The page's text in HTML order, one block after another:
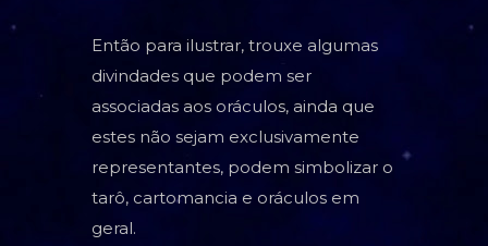
Então para ilustrar, trouxe algumas
divindades que podem ser
associadas aos oráculos, ainda que
estes não sejam exclusivamente
representantes, podem simbolizar o
tarô, cartomancia e oráculos em
geral.